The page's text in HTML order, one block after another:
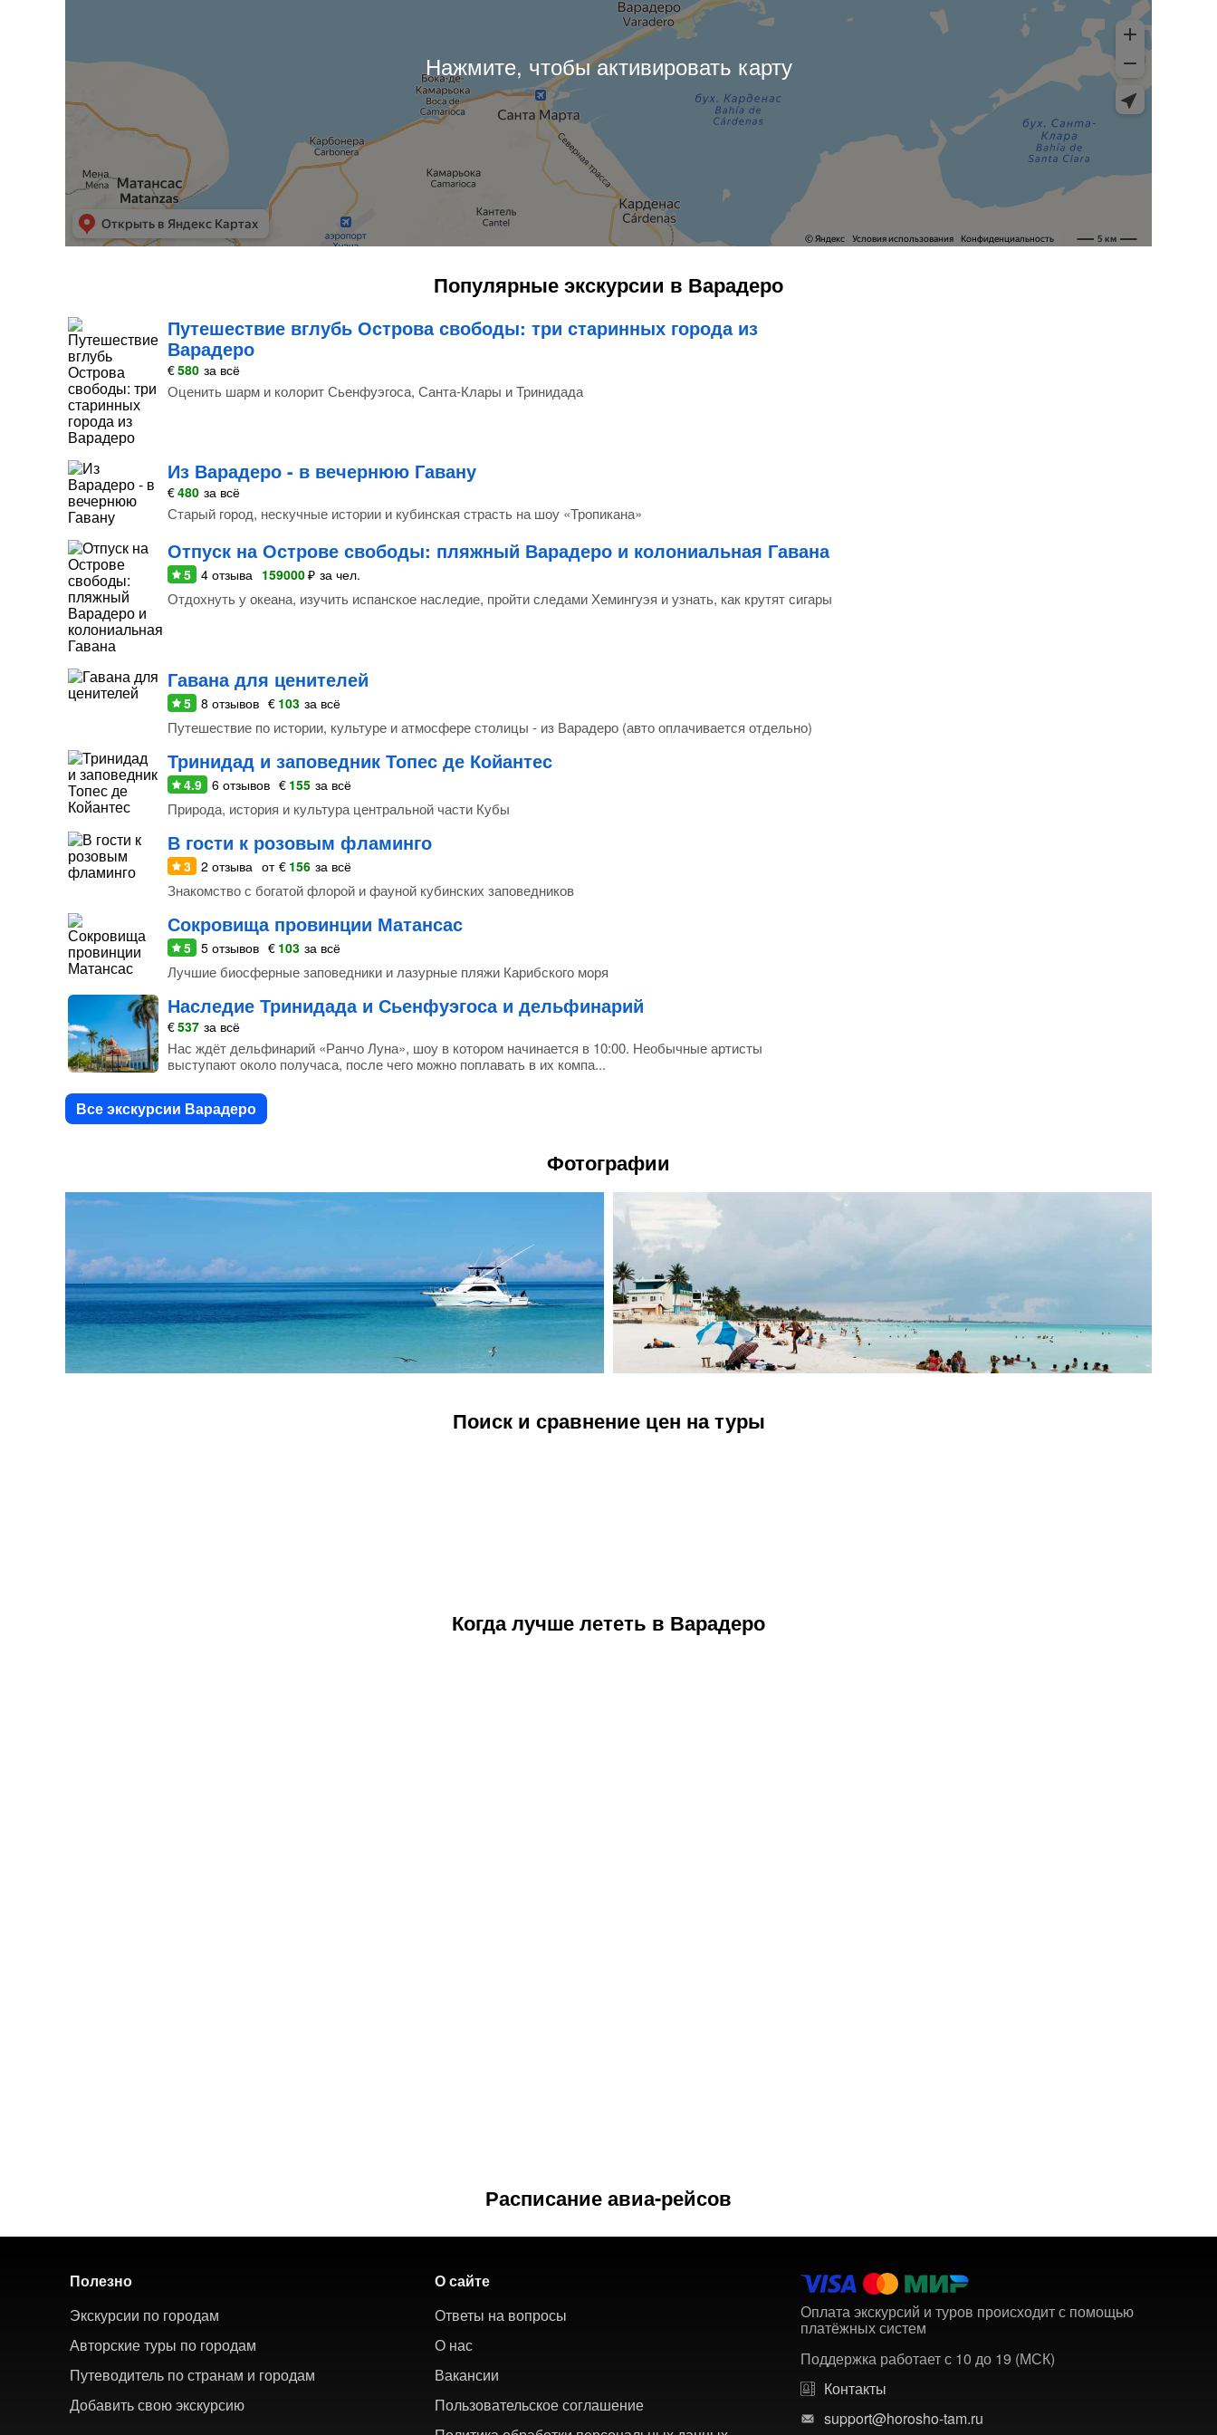
Популярные экскурсии в Варадеро
Путешествие вглубь Острова свободы: три старинных города из
Варадеро
€580 за всё
Оценить шарм и колорит Сьенфуэгоса, Санта-Клары и Тринидада
Из Варадеро - в вечернюю Гавану
€480 за всё
Старый город, нескучные истории и кубинская страсть на шоу «Тропикана»
Отпуск на Острове свободы: пляжный Варадеро и колониальная Гавана
5 4 отзыва 159000₽ за чел.
Отдохнуть у океана, изучить испанское наследие, пройти следами Хемингуэя и узнать, как крутят сигары
Гавана для ценителей
5 8 отзывов € 103 за всё
Путешествие по истории, культуре и атмосфере столицы - из Варадеро (авто оплачивается отдельно)
Тринидад и заповедник Топес де Койантес
4.9 6 отзывов € 155 за всё
Природа, история и культура центральной части Кубы
В гости к розовым фламинго
3 2 отзыва от € 156 за всё
Знакомство с богатой флорой и фауной кубинских заповедников
Сокровища провинции Матансас
5 5 отзывов € 103 за всё
Лучшие биосферные заповедники и лазурные пляжи Карибского моря
Наследие Тринидада и Сьенфуэгоса и дельфинарий
€537 за всё
Нас ждёт дельфинарий «Ранчо Луна», шоу в котором начинается в 10:00. Необычные артисты
выступают около получаса, после чего можно поплавать в их компа...
Все экскурсии Варадеро
Фотографии
Поиск и сравнение цен на туры
Когда лучше лететь в Варадеро
Расписание авиа-рейсов
Полезно
Экскурсии по городам
Авторские туры по городам
Путеводитель по странам и городам
Добавить свою экскурсию
О сайте
Ответы на вопросы
О нас
Вакансии
Пользовательское соглашение
Оплата экскурсий и туров происходит с помощью
платёжных систем
Поддержка работает с 10 до 19 (МСК)
Контакты
support@horosho-tam.ru